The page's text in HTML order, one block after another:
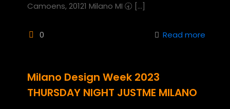
Camoens, 20121 Milano MI 🕣 […]
0 Read more
Milano Design Week 2023
THURSDAY NIGHT JUSTME MILANO